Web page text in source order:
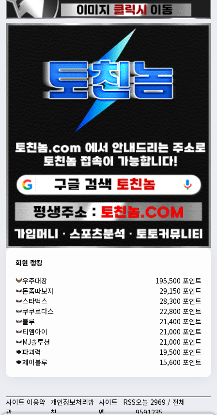
회원 랭킹
우주대장
195,500 포인트
돈좀따보자
29,150 포인트
스타벅스
28,300 포인트
쿠쿠르다스
22,800 포인트
블루
21,400 포인트
티엠아이
21,000 포인트
MJ솔루션
21,000 포인트
파괴력
19,500 포인트
제이블루
15,600 포인트
사이트 이용약
관
개인정보처리방
침
사이트
맵
RSS오늘 2969 / 전체
9591235